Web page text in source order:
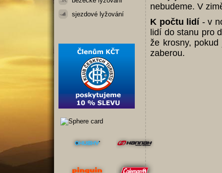
sjezdové lyžování
nebudeme. V
K počtu lidí - v
lidí do stanu pro
že krosny,
zaberou.